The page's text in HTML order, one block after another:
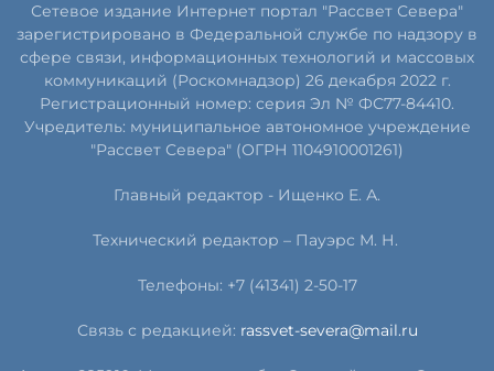
Сетевое издание Интернет портал "Рассвет Севера"
зарегистрировано в Федеральной службе по надзору в
сфере связи, информационных технологий и массовых
коммуникаций (Роскомнадзор) 26 декабря 2022 г.
Регистрационный номер: серия Эл № ФС77-84410.
Учредитель: муниципальное автономное учреждение
"Рассвет Севера" (ОГРН 1104910001261)
Главный редактор - Ищенко Е. А.
Технический редактор – Пауэрс М. Н.
Телефоны: +7 (41341) 2-50-17
Связь с редакцией: rassvet-severa@mail.ru